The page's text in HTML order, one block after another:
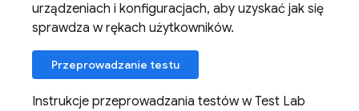
urządzeniach i konfiguracjach, aby uzyskać jak się
sprawdza w rękach użytkowników.
Przeprowadzanie testu
Instrukcje przeprowadzania testów wTest Lab